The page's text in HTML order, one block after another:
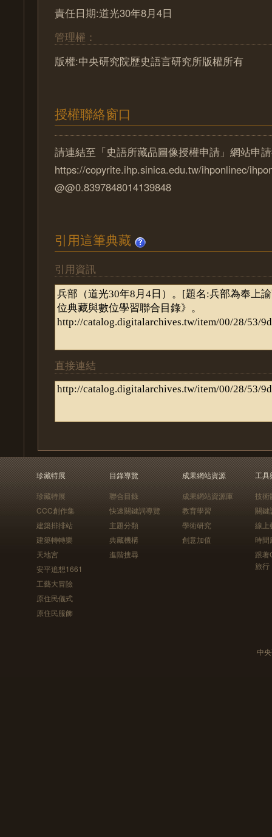
責任日期:道光30年8月4日
管理權：
版權:中央研究院歷史語言研究所版權所有
授權聯絡窗口
請連結至「史語所藏品圖像授權申請」網站申
https://copyrite.ihp.sinica.edu.tw/ihponlinec/
@@0.8397848014139848
引用這筆典藏
引用資訊
直接連結
珍藏特展
珍藏特展
CCC創作集
建築排排站
建築轉轉樂
天地宮
安平追想1661
工藝大冒險
原住民儀式
原住民服飾
目錄導覽
聯合目錄
快速關鍵詞導覽
主題分類
典藏機構
進階搜尋
成果網站資源
成果網站資源庫
教育學習
學術研究
創意加值
工具
技術
關鍵
線上
時間
跟
旅行
中